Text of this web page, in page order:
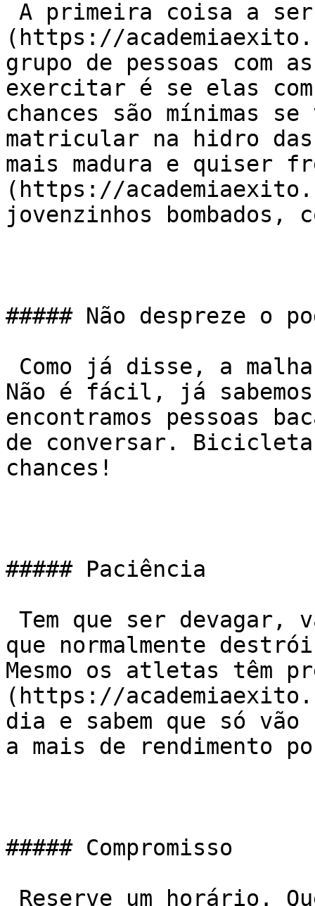
(https://
grupo de pessoas com
exercitar é se elas
chances são mínimas
matricular na hidro das
mais madura e quiser
(https://
jovenzinhos bombados,
##### Não despreze o
Não é fácil, já
encontramos pessoas
de conversar. Bicicleta
chances!
##### Paciência
que normalmente
Mesmo os atletas têm
(https://
dia e sabem que só vão
a mais de rendimento
##### Compromisso